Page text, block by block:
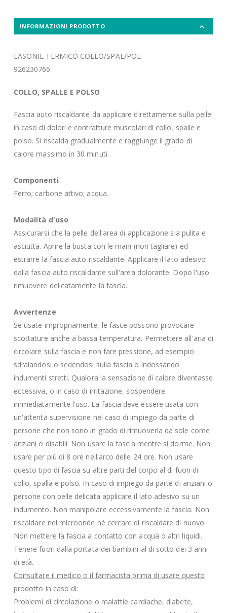
INFORMAZIONI PRODOTTO
LASONIL TERMICO COLLO/SPAL/POL
926230766
COLLO, SPALLE E POLSO
Fascia auto riscaldante da applicare direttamente sulla pelle
in caso di dolori e contratture muscolari di collo, spalle e
polso. Si riscalda gradualmente e raggiunge il grado di
calore massimo in 30 minuti.
Componenti
Ferro; carbone attivo; acqua.
Modalità d'uso
Assicurarsi che la pelle dell'area di applicazione sia pulita e
asciutta. Aprire la busta con le mani (non tagliare) ed
estrarre la fascia auto riscaldante. Applicare il lato adesivo
dalla fascia auto riscaldante sull'area dolorante. Dopo l'uso
rimuovere delicatamente la fascia.
Avvertenze
Se usate impropriamente, le fasce possono provocare
scottature anche a bassa temperatura. Permettere all'aria di
circolare sulla fascia e non fare pressione, ad esempio
sdraiandosi o sedendosi sulla fascia o indossando
indumenti stretti. Qualora la sensazione di calore diventasse
eccessiva, o in caso di irritazione, sospendere
immediatamente l'uso. La fascia deve essere usata con
un'attenta supervisione nel caso di impiego da parte di
persone che non sono in grado di rimuoverla da sole come
anziani o disabili. Non usare la fascia mentre si dorme. Non
usare per più di 8 ore nell'arco delle 24 ore. Non usare
questo tipo di fascia su altre parti del corpo al di fuori di
collo, spalla e polso. In caso di impiego da parte di anziani o
persone con pelle delicata applicare il lato adesivo su un
indumento. Non manipolare eccessivamente la fascia. Non
riscaldare nel microonde né cercare di riscaldare di nuovo.
Non mettere la fascia a contatto con acqua o altri liquidi.
Tenere fuori dalla portata dei bambini al di sotto dei 3 anni
di età.
Consultare il medico o il farmacista prima di usare questo
prodotto in caso di:
Problemi di circolazione o malattie cardiache, diabete,